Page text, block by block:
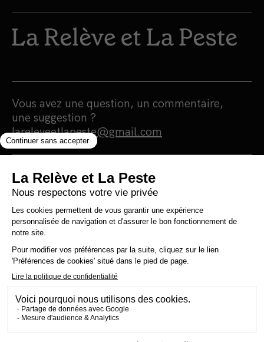
Vous avez une question, un commentaire,
une suggestion ?
lareleveetlapeste@gmail.com
Nous sommes une maison d'édition et un
média 100% indépendants qui
s'autofinancent en totale autonomie.
Notre portée est humaniste, écologiste et
surtout antiraciste. Nous nous finançons
grâce à la vente de nos livres. Notre
politique est simple : 0 pub, 0 investisseur et
0 prêt bancaire pour une information 100%